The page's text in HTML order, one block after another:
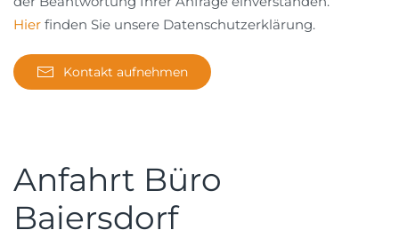
Hier finden Sie unsere Datenschutzerklärung.
Kontakt aufnehmen
Anfahrt Büro
Baiersdorf